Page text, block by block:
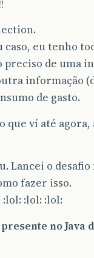
eu tenho
de uma
informação
de gasto.
que ví até agora,
Lancei o desafio
fazer isso.
:lol: :lol:
no Java